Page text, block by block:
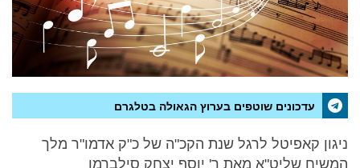
עדכונים שוטפים בערוץ הגאולה בטלגרם
ניגון קאפיטל לרגל שנת הקכ"ה של כ"ק אדמו"ר מלך
המשיח שליט"א מאת ר' יוסף יצחק סילברמן